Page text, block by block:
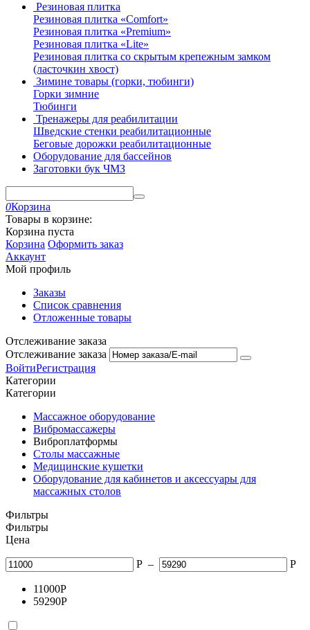
Резиновая плитка
Резиновая плитка «Comfort»
Резиновая плитка «Premium»
Резиновая плитка «Lite»
Резиновая плитка со скрытым крепежным замком
(ласточкин хвост)
Зимине товары (горки, тюбинги)
Горки зимние
Тюбинги
Тренажеры для реабилитации
Шведские стенки реабилитационные
Беговые дорожки реабилитационные
Оборудование для бассейнов
Заготовки бук ЧМЗ
0Корзина
Товары в корзине:
Корзина пуста
Корзина Оформить заказ
Аккаунт
Мой профиль
Заказы
Список сравнения
Отложенные товары
Отслеживание заказа
Отслеживание заказа
ВойтиРегистрация
Категории
Категории
Массажное оборудование
Вибромассажеры
Виброплатформы
Столы массажные
Медицинские кушетки
Оборудование для кабинетов и аксессуары для
массажных столов
Фильтры
Фильтры
Цена
Р – Р
11000Р
59290Р